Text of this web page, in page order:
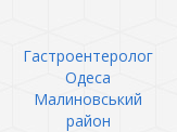
Гастроентеролог
Одеса
Малиновський
район